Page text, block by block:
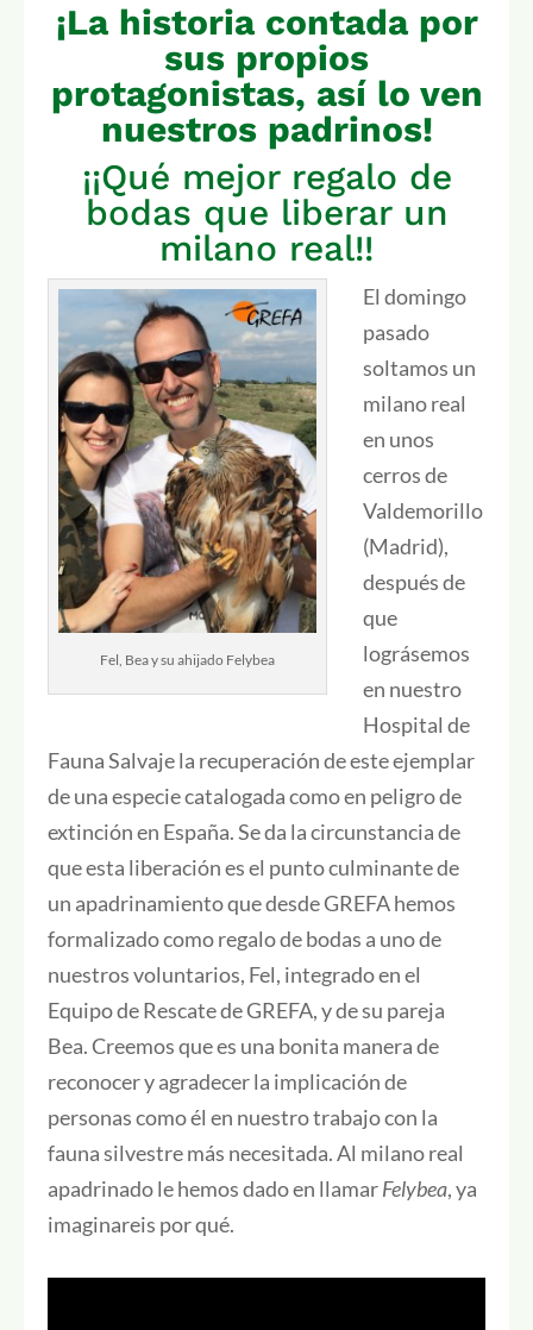
¡La historia contada por
sus propios
protagonistas, así lo ven
nuestros padrinos!
¡¡Qué mejor regalo de
bodas que liberar un
milano real!!
Fel, Bea y su ahijado Felybea
El domingo
pasado
soltamos un
milano real
en unos
cerros de
Valdemorillo
(Madrid),
después de
que
lográsemos
en nuestro
Hospital de
Fauna Salvaje la recuperación de este ejemplar
de una especie catalogada como en peligro de
extinción en España. Se da la circunstancia de
que esta liberación es el punto culminante de
un apadrinamiento que desde GREFA hemos
formalizado como regalo de bodas a uno de
nuestros voluntarios, Fel, integrado en el
Equipo de Rescate de GREFA, y de su pareja
Bea. Creemos que es una bonita manera de
reconocer y agradecer la implicación de
personas como él en nuestro trabajo con la
fauna silvestre más necesitada. Al milano real
apadrinado le hemos dado en llamarFelybea, ya
imaginareis por qué.